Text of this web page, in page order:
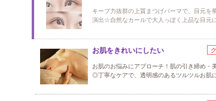
キープ力抜群の上質まつげパーマで、目元を
演出☆自然なカールで大人っぽく上品な目元
お肌をきれいにしたい
お肌のお悩みにアプローチ！肌の引き締め・
◎丁寧なケアで、透明感のあるツルツルお肌